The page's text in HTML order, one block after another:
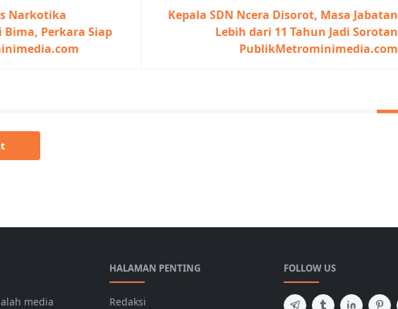
Narkotika
Perkara Siap
Kepala SDN Ncera Disorot, Masa Jabatan
Lebih dari 11 Tahun Jadi Sorotan
PublikMetrominimedia.com
media
HALAMAN PENTING
Redaksi
FOLLOW US